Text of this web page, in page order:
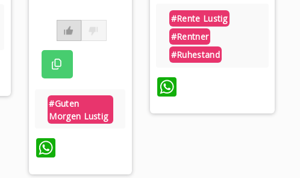
#guten
Morgen Lustig
#rente Lustig
#rentner
#ruhestand